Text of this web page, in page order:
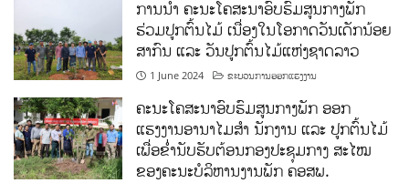
ການນໍາ ຄະນະໂຄສະນາອົບຮົມສູນກາງພັກ
ຮ່ວມປູກຕົ້ນໄມ້ ເນື່ອງໃນໂອກາດວັນເດັກນ້ອຍ
ສາກົນ ແລະ ວັນປູກຕົ້ນໄມ້ແຫ່ງຊາດລາວ
1 June 2024 ຂະບວນການອອກແຮງງານ
ຄະນະໂຄສະນາອົບຮົມສູນກາງພັກ ອອກ
ແຮງງານອານາໄມສໍາ ນັກງານ ແລະ ປູກຕົ້ນໄມ້
ເພື່ອຂໍ່ານັບຮັບຕ້ອນກອງປະຊຸມກາງ ສະໄໝ
ຂອງຄະນະບໍລິຫານງານພັກ ຄອສພ.